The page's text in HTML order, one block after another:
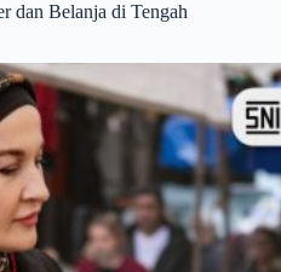
dan Belanja di Tengah